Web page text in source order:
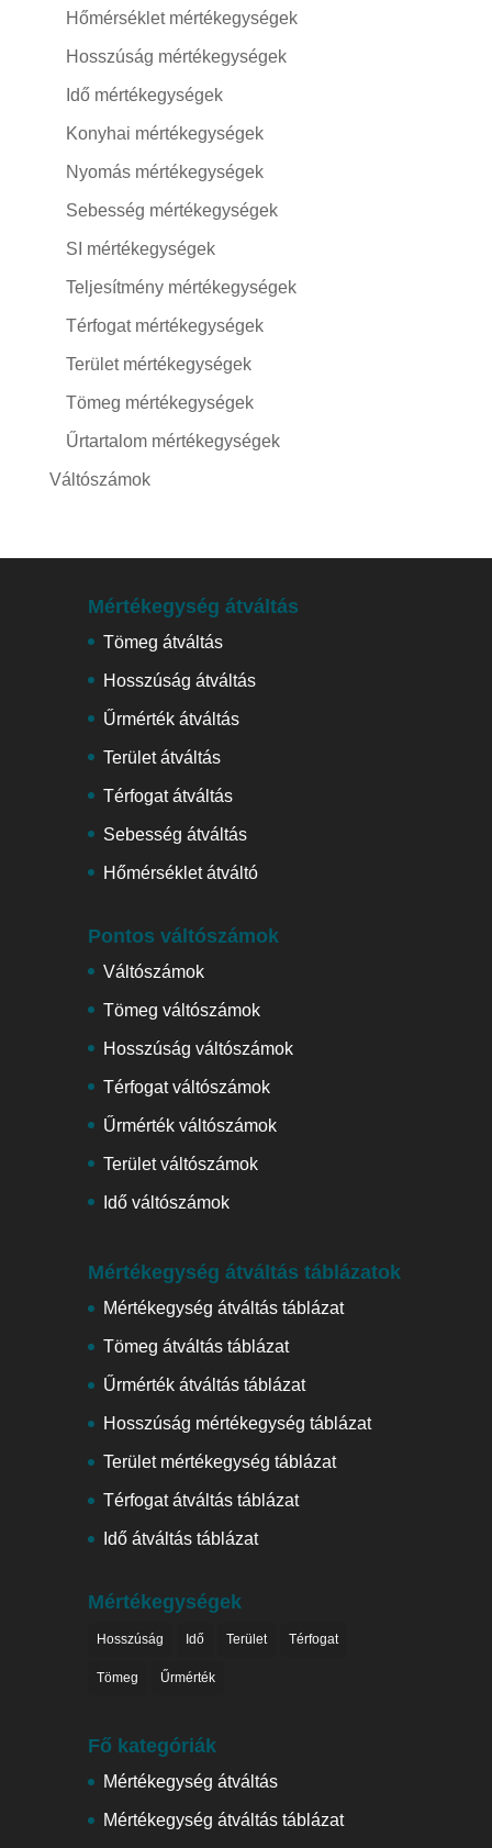
Hőmérséklet mértékegységek
Hosszúság mértékegységek
Idő mértékegységek
Konyhai mértékegységek
Nyomás mértékegységek
Sebesség mértékegységek
SI mértékegységek
Teljesítmény mértékegységek
Térfogat mértékegységek
Terület mértékegységek
Tömeg mértékegységek
Űrtartalom mértékegységek
Váltószámok
Mértékegység átváltás
Tömeg átváltás
Hosszúság átváltás
Űrmérték átváltás
Terület átváltás
Térfogat átváltás
Sebesség átváltás
Hőmérséklet átváltó
Pontos váltószámok
Váltószámok
Tömeg váltószámok
Hosszúság váltószámok
Térfogat váltószámok
Űrmérték váltószámok
Terület váltószámok
Idő váltószámok
Mértékegység átváltás táblázatok
Mértékegység átváltás táblázat
Tömeg átváltás táblázat
Űrmérték átváltás táblázat
Hosszúság mértékegység táblázat
Terület mértékegység táblázat
Térfogat átváltás táblázat
Idő átváltás táblázat
Mértékegységek
Hosszúság Idő Terület Térfogat
Tömeg Űrmérték
Fő kategóriák
Mértékegység átváltás
Mértékegység átváltás táblázat